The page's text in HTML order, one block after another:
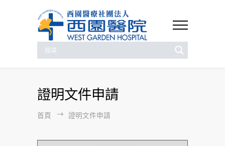
證明文件申請
首頁 證明文件申請